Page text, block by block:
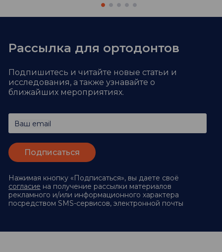
Рассылка для ортодонтов
Подпишитесь и читайте новые статьи и
исследования, а также узнавайте о
ближайших мероприятиях.
Ваш email
Нажимая кнопку «Подписаться», вы даете своё
согласие на получение рассылки материалов
рекламного и/или информационного характера
посредством SMS-сервисов, электронной почты